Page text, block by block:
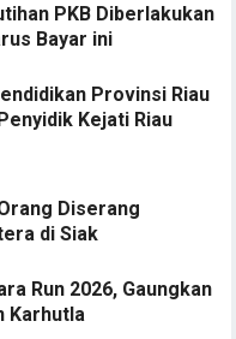
PKB Diberlakukan
Bayar ini
Provinsi Riau
Kejati Riau
Diserang
di Siak
Run 2026, Gaungkan
Karhutla